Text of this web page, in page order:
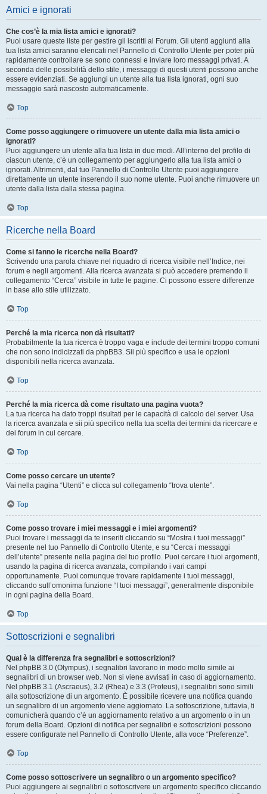
Amici e ignorati
Che cos’è la mia lista amici e ignorati?
Puoi usare queste liste per gestire gli iscritti al Forum. Gli utenti aggiunti alla
tua lista amici saranno elencati nel Pannello di Controllo Utente per poter più
rapidamente controllare se sono connessi e inviare loro messaggi privati. A
seconda delle possibilità dello stile, i messaggi di questi utenti possono anche
essere evidenziati. Se aggiungi un utente alla tua lista ignorati, ogni suo
messaggio sarà nascosto automaticamente.
Top
Come posso aggiungere o rimuovere un utente dalla mia lista amici o
ignorati?
Puoi aggiungere un utente alla tua lista in due modi. All’interno del profilo di
ciascun utente, c’è un collegamento per aggiungerlo alla tua lista amici o
ignorati. Altrimenti, dal tuo Pannello di Controllo Utente puoi aggiungere
direttamente un utente inserendo il suo nome utente. Puoi anche rimuovere un
utente dalla lista dalla stessa pagina.
Top
Ricerche nella Board
Come si fanno le ricerche nella Board?
Scrivendo una parola chiave nel riquadro di ricerca visibile nell’Indice, nei
forum e negli argomenti. Alla ricerca avanzata si può accedere premendo il
collegamento “Cerca” visibile in tutte le pagine. Ci possono essere differenze
in base allo stile utilizzato.
Top
Perché la mia ricerca non dà risultati?
Probabilmente la tua ricerca è troppo vaga e include dei termini troppo comuni
che non sono indicizzati da phpBB3. Sii più specifico e usa le opzioni
disponibili nella ricerca avanzata.
Top
Perché la mia ricerca dà come risultato una pagina vuota?
La tua ricerca ha dato troppi risultati per le capacità di calcolo del server. Usa
la ricerca avanzata e sii più specifico nella tua scelta dei termini da ricercare e
dei forum in cui cercare.
Top
Come posso cercare un utente?
Vai nella pagina “Utenti” e clicca sul collegamento “trova utente”.
Top
Come posso trovare i miei messaggi e i miei argomenti?
Puoi trovare i messaggi da te inseriti cliccando su “Mostra i tuoi messaggi”
presente nel tuo Pannello di Controllo Utente, e su “Cerca i messaggi
dell’utente” presente nella pagina del tuo profilo. Puoi cercare i tuoi argomenti,
usando la pagina di ricerca avanzata, compilando i vari campi
opportunamente. Puoi comunque trovare rapidamente i tuoi messaggi,
cliccando sull’omonima funzione “I tuoi messaggi”, generalmente disponibile
in ogni pagina della Board.
Top
Sottoscrizioni e segnalibri
Qual è la differenza fra segnalibri e sottoscrizioni?
Nel phpBB 3.0 (Olympus), i segnalibri lavorano in modo molto simile ai
segnalibri di un browser web. Non si viene avvisati in caso di aggiornamento.
Nel phpBB 3.1 (Ascraeus), 3.2 (Rhea) e 3.3 (Proteus), i segnalibri sono simili
alla sottoscrizione di un argomento. È possibile ricevere una notifica quando
un segnalibro di un argomento viene aggiornato. La sottoscrizione, tuttavia, ti
comunicherà quando c’è un aggiornamento relativo a un argomento o in un
forum della Board. Opzioni di notifica per segnalibri e sottoscrizioni possono
essere configurate nel Pannello di Controllo Utente, alla voce “Preferenze”.
Top
Come posso sottoscrivere un segnalibro o un argomento specifico?
Puoi aggiungere ai segnalibri o sottoscrivere un argomento specifico cliccando